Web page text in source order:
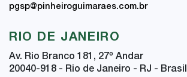
pgsp@pinheiroguimaraes.com.br
RIO DE JANEIRO
Av. Rio Branco 181, 27º Andar
20040-918 - Rio de Janeiro - RJ - Brasil